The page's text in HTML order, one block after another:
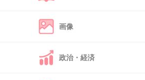
いたこともない
画像
政治・経済